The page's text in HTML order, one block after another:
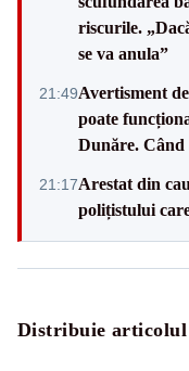
riscurile.
se va anula”
21:49Avertisment
poate
Dunăre. Când
21:17Arestat din
polițistului
Distribuie articolul